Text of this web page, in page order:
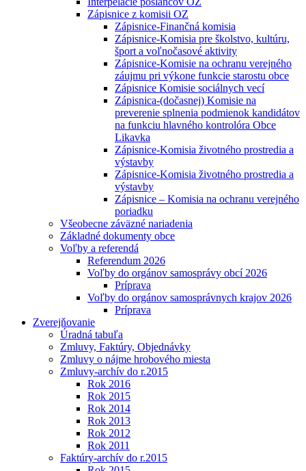
Zápisnice z komisii OZ
Zápisnice-Finančná komisia
Zápisnice-Komisia pre školstvo, kultúru,
šport a voľnočasové aktivity
Zápisnice-Komisie na ochranu verejného
záujmu pri výkone funkcie starostu obce
Zápisnice Komisie sociálnych vecí
Zápisnica-(dočasnej) Komisie na
preverenie splnenia podmienok kandidátov
na funkciu hlavného kontrolóra Obce
Likavka
Zápisnice-Komisia životného prostredia a
výstavby
Zápisnice-Komisia životného prostredia a
výstavby
Zápisnice – Komisia na ochranu verejného
poriadku
Všeobecne záväzné nariadenia
Základné dokumenty obce
Voľby a referendá
Referendum 2026
Voľby do orgánov samosprávy obcí 2026
Príprava
Voľby do orgánov samosprávnych krajov 2026
Príprava
Zverejňovanie
Úradná tabuľa
Zmluvy, Faktúry, Objednávky
Zmluvy o nájme hrobového miesta
Zmluvy-archív do r.2015
Rok 2016
Rok 2015
Rok 2014
Rok 2013
Rok 2012
Rok 2011
Faktúry-archív do r.2015